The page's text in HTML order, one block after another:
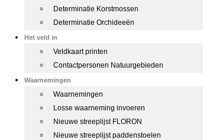
Determinatie Korstmossen
Determinatie Orchideeën
Het veld in
Veldkaart printen
Contactpersonen Natuurgebieden
Waarnemingen
Waarnemingen
Losse waarneming invoeren
Nieuwe streeplijst FLORON
Nieuwe streeplijst paddenstoelen